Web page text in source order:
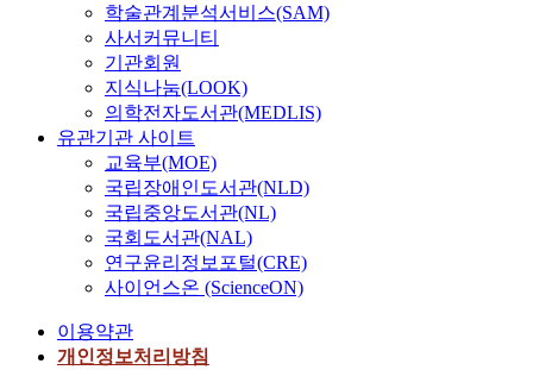
학술관계분석서비스(SAM)
사서커뮤니티
기관회원
지식나눔(LOOK)
의학전자도서관(MEDLIS)
유관기관 사이트
교육부(MOE)
국립장애인도서관(NLD)
국립중앙도서관(NL)
국회도서관(NAL)
연구윤리정보포털(CRE)
사이언스온 (ScienceON)
이용약관
개인정보처리방침